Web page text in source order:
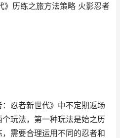
》历练之旅方法策略 火影忍者
忍者新世代》中不定期返场
玩法，第一种玩法是始之历
需要合理运用不同的忍者和